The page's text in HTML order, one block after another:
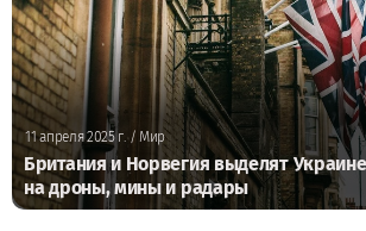
11 апреля 2025 г./ Мир
Британия и Норвегия выделят
на дроны, мины и радары